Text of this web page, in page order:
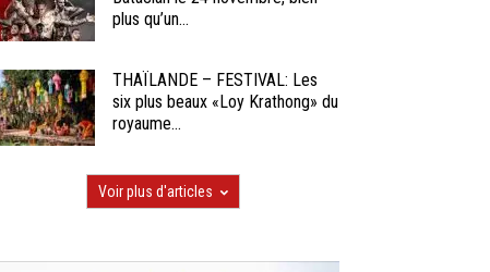
plus qu’un...
THAÏLANDE – FESTIVAL: Les
six plus beaux «Loy Krathong» du
royaume...
Voir plus d'articles